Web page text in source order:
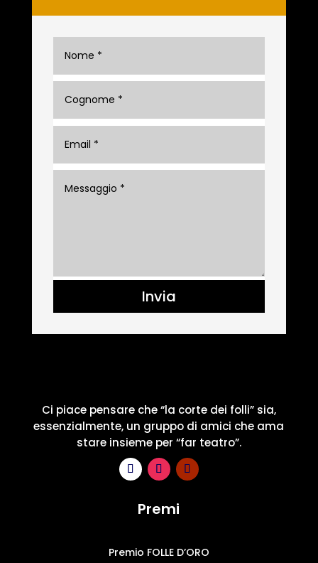
Invia
Ci piace pensare che “la corte dei folli” sia,
essenzialmente, un gruppo di amici che ama
stare insieme per “far teatro”.
Premi
Premio FOLLE D’ORO